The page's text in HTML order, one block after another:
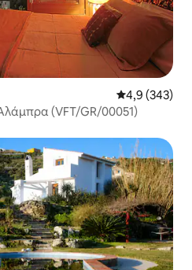
Μέση
4,9 (343)
(VFT/GR/00051)